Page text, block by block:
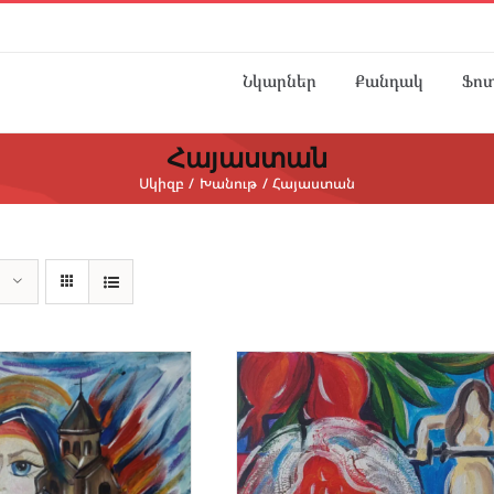
Նկարներ Քանդակ
Հայաստան
Սկիզբ Խանութ Հայաստան